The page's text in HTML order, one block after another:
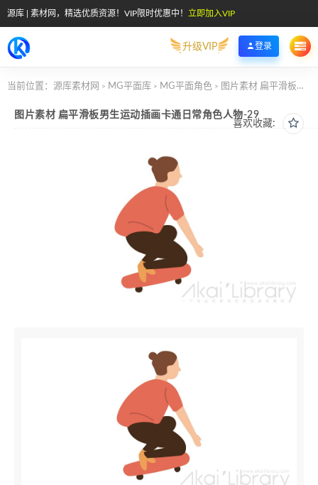
源库 | 素材网，精选优质资源！VIP限时优惠中！ 立即加入VIP
升级VIP 登录
当前位置： 源库素材网 > MG平面库 > MG平面角色 > 图片素材 扁平滑板男生运动插画卡通日常角色人物-29
喜欢收藏:
图片素材 扁平滑板男生运动插画卡通日常角色人物-29